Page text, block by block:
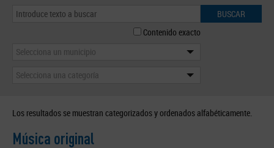
BUSCAR
Contenido exacto
Selecciona un municipio
Selecciona una categoría
Los resultados se muestran categorizados y ordenados alfabéticamente.
Música original